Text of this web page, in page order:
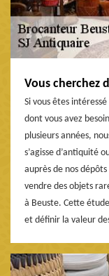
Vous cherchez
Si vous êtes
dont vous avez
plusieurs années,
s’agisse d’antiquité
auprès de nos
vendre des objets
à Beuste. Cette
et définir la valeur